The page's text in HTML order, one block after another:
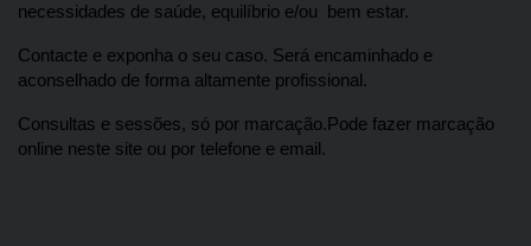
necessidades de saúde, equilíbrio e/ou  bem estar.
Contacte e exponha o seu caso. Será encaminhado e
aconselhado de forma altamente profissional.
Consultas e sessões, só por marcação.Pode fazer marcação
online neste site ou por telefone e email.